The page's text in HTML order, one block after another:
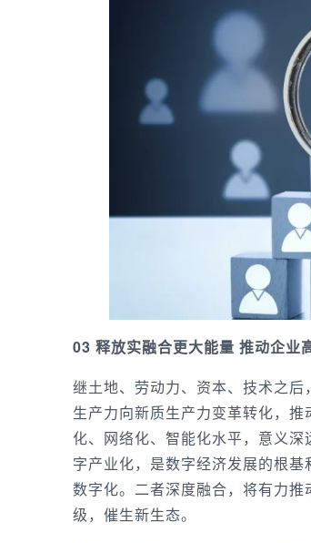
03 释放实融合更大能量 推动企业
继土地、劳动力、资本、技术之
生产力向新质生产力变革转化，
化、网络化、智能化水平，意义
字产业化，是数字经济发展的根
数字化。二者深度融合，将有力
级，催生新生态。